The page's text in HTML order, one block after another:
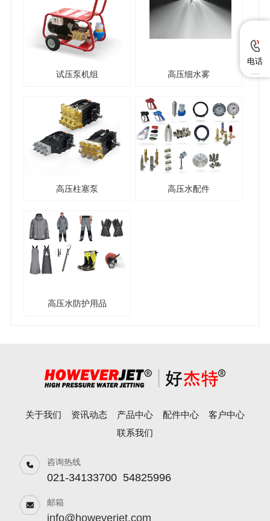
试压泵机组 高压细水雾
高压柱塞泵 高压水配件
高压水防护用品
关于我们 资讯动态 产品中心 配件中心
客户中心
联系我们
咨询热线
021-34133700 54825996
邮箱
info@howeverjet.com
电话